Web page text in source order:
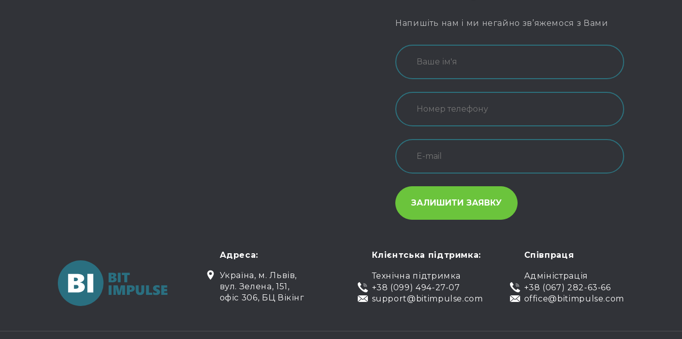
Напишіть нам і ми негайно зв’яжемося з Вами
Адреса:
Україна, м. Львів,
вул. Зелена, 151,
офіс 306, БЦ Вікінг
Клієнтська підтримка:
Технічна підтримка
+38 (099) 494-27-07
support@bitimpulse.com
Співпраця
Адміністрація
+38 (067) 282-63-66
office@bitimpulse.com